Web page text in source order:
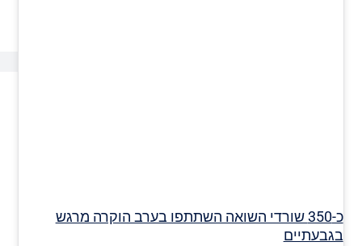
כ-350 שורדי השואה השתתפו בערב הוקרה מרגש
בגבעתיים